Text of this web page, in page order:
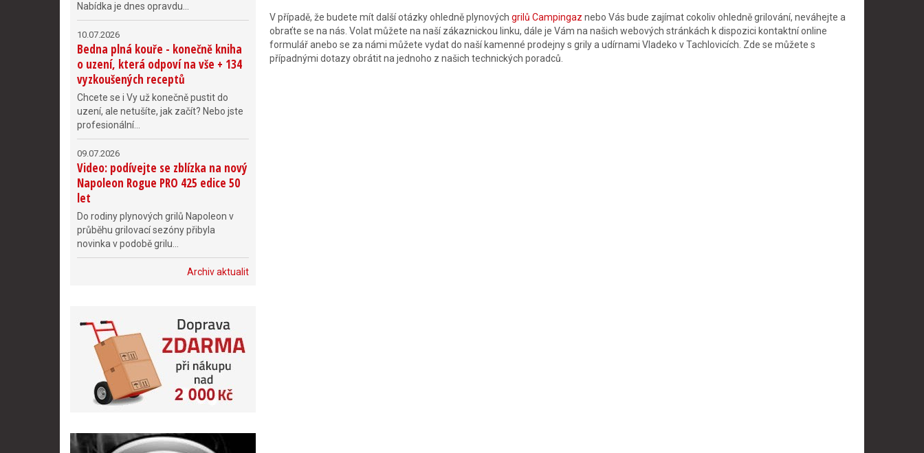
V případě, že budete mít další otázky ohledně plynových grilů Campingaz nebo Vás bude zajímat cokoliv ohledně grilování, neváhejte a
obraťte se na nás. Volat můžete na naší zákaznickou linku, dále je Vám na našich webových stránkách k dispozici kontaktní online
formulář anebo se za námi můžete vydat do naší kamenné prodejny s grily a udírnami Vladeko v Tachlovicích. Zde se můžete s
případnými dotazy obrátit na jednoho z našich technických poradců.
Nabídka je dnes opravdu...
10.07.2026
Bedna plná kouře - konečně kniha
o uzení, která odpoví na vše + 134
vyzkoušených receptů
Chcete se i Vy už konečně pustit do
uzení, ale netušíte, jak začít? Nebo jste
profesionální...
09.07.2026
Video: podívejte se zblízka na nový
Napoleon Rogue PRO 425 edice 50
let
Do rodiny plynových grilů Napoleon v
průběhu grilovací sezóny přibyla
novinka v podobě grilu...
Archiv aktualit